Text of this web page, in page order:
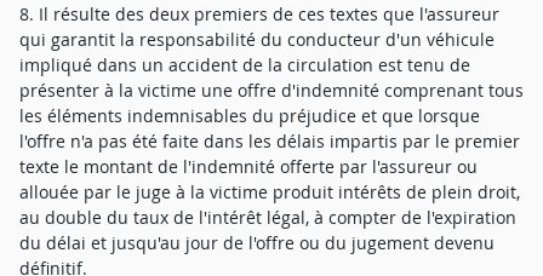
8. Il résulte des deux premiers de ces textes que l'assureur
qui garantit la responsabilité du conducteur d'un véhicule
impliqué dans un accident de la circulation est tenu de
présenter à la victime une offre d'indemnité comprenant tous
les éléments indemnisables du préjudice et que lorsque
l'offre n'a pas été faite dans les délais impartis par le premier
texte le montant de l'indemnité offerte par l'assureur ou
allouée par le juge à la victime produit intérêts de plein droit,
au double du taux de l'intérêt légal, à compter de l'expiration
du délai et jusqu'au jour de l'offre ou du jugement devenu
définitif.